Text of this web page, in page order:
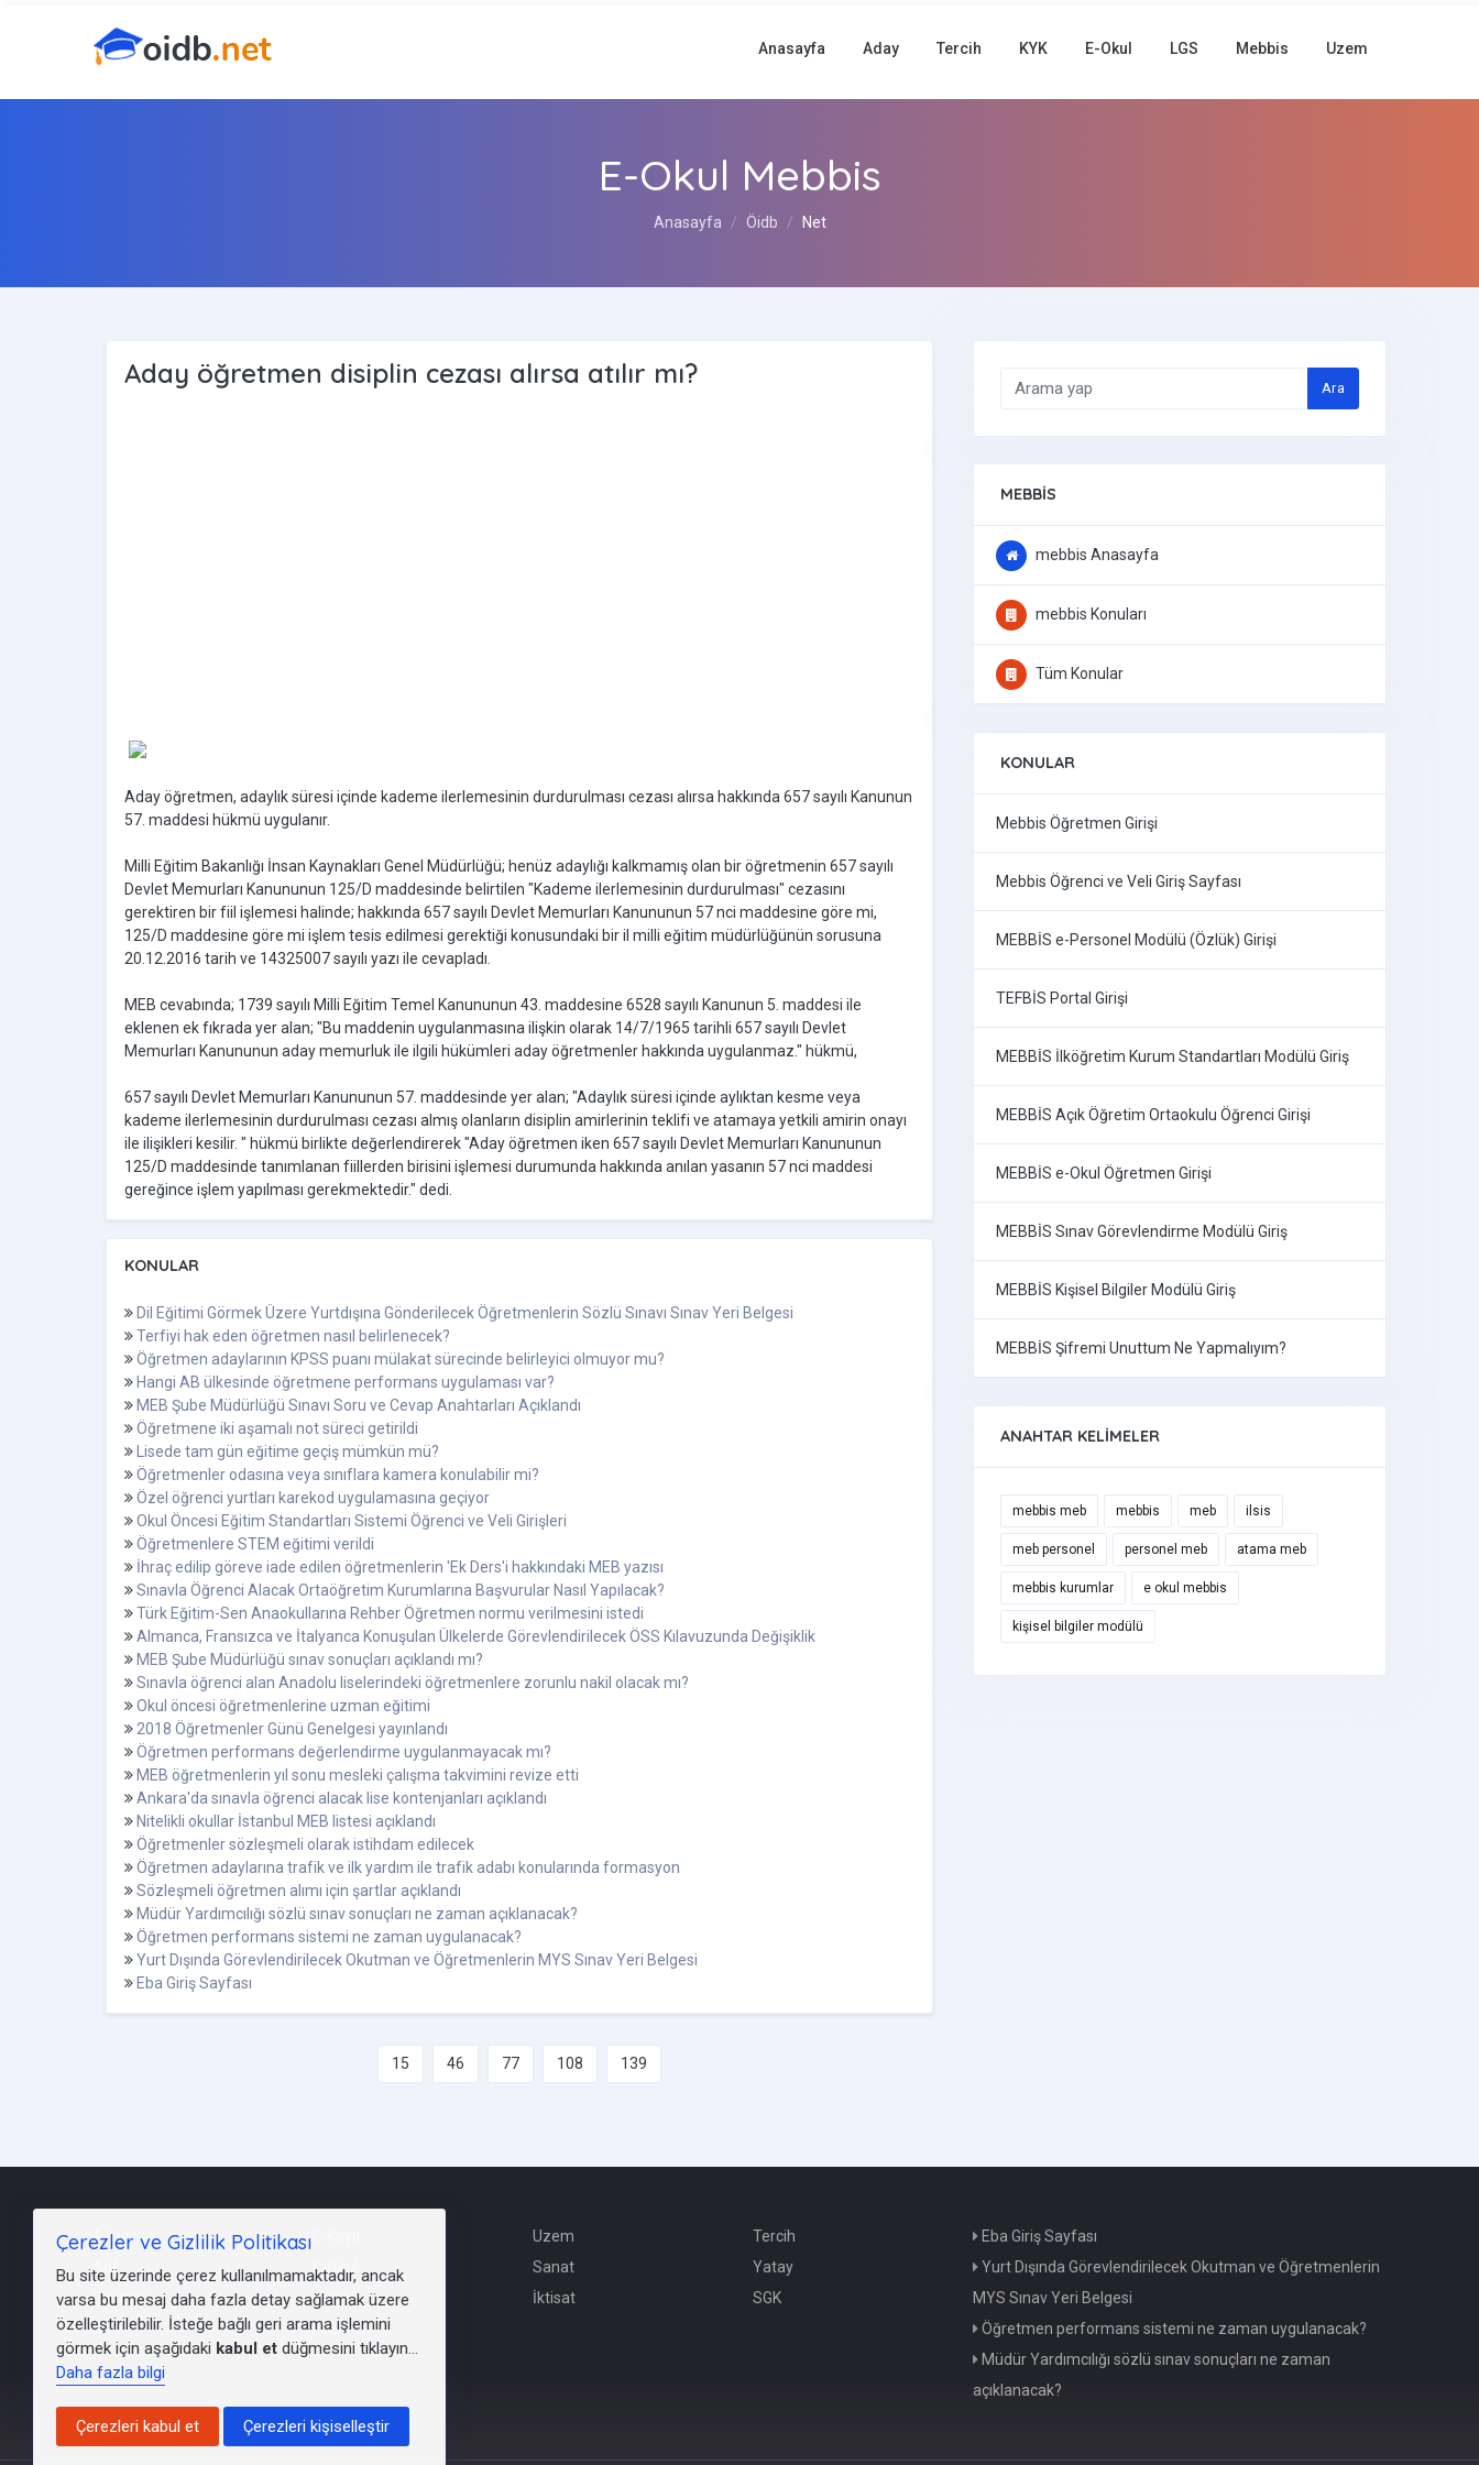
Anasayfa Aday Tercih KYK E-Okul LGS Mebbis Uzem
E-Okul Mebbis
Anasayfa Öidb Net
Aday öğretmen disiplin cezası alırsa atılır mı?
Aday öğretmen, adaylık süresi içinde kademe ilerlemesinin durdurulması cezası alırsa hakkında 657 sayılı Kanunun
57. maddesi hükmü uygulanır.
Milli Eğitim Bakanlığı İnsan Kaynakları Genel Müdürlüğü; henüz adaylığı kalkmamış olan bir öğretmenin 657 sayılı
Devlet Memurları Kanununun 125/D maddesinde belirtilen "Kademe ilerlemesinin durdurulması" cezasını
gerektiren bir fiil işlemesi halinde; hakkında 657 sayılı Devlet Memurları Kanununun 57 nci maddesine göre mi,
125/D maddesine göre mi işlem tesis edilmesi gerektiği konusundaki bir il milli eğitim müdürlüğünün sorusuna
20.12.2016 tarih ve 14325007 sayılı yazı ile cevapladı.
MEB cevabında; 1739 sayılı Milli Eğitim Temel Kanununun 43. maddesine 6528 sayılı Kanunun 5. maddesi ile
eklenen ek fıkrada yer alan; "Bu maddenin uygulanmasına ilişkin olarak 14/7/1965 tarihli 657 sayılı Devlet
Memurları Kanununun aday memurluk ile ilgili hükümleri aday öğretmenler hakkında uygulanmaz." hükmü,
657 sayılı Devlet Memurları Kanununun 57. maddesinde yer alan; "Adaylık süresi içinde aylıktan kesme veya
kademe ilerlemesinin durdurulması cezası almış olanların disiplin amirlerinin teklifi ve atamaya yetkili amirin onayı
ile ilişikleri kesilir. " hükmü birlikte değerlendirerek "Aday öğretmen iken 657 sayılı Devlet Memurları Kanununun
125/D maddesinde tanımlanan fiillerden birisini işlemesi durumunda hakkında anılan yasanın 57 nci maddesi
gereğince işlem yapılması gerekmektedir." dedi.
KONULAR
Dil Eğitimi Görmek Üzere Yurtdışına Gönderilecek Öğretmenlerin Sözlü Sınavı Sınav Yeri Belgesi
Terfiyi hak eden öğretmen nasıl belirlenecek?
Öğretmen adaylarının KPSS puanı mülakat sürecinde belirleyici olmuyor mu?
Hangi AB ülkesinde öğretmene performans uygulaması var?
MEB Şube Müdürlüğü Sınavı Soru ve Cevap Anahtarları Açıklandı
Öğretmene iki aşamalı not süreci getirildi
Lisede tam gün eğitime geçiş mümkün mü?
Öğretmenler odasına veya sınıflara kamera konulabilir mi?
Özel öğrenci yurtları karekod uygulamasına geçiyor
Okul Öncesi Eğitim Standartları Sistemi Öğrenci ve Veli Girişleri
Öğretmenlere STEM eğitimi verildi
İhraç edilip göreve iade edilen öğretmenlerin 'Ek Ders'i hakkındaki MEB yazısı
Sınavla Öğrenci Alacak Ortaöğretim Kurumlarına Başvurular Nasıl Yapılacak?
Türk Eğitim-Sen Anaokullarına Rehber Öğretmen normu verilmesini istedi
Almanca, Fransızca ve İtalyanca Konuşulan Ülkelerde Görevlendirilecek ÖSS Kılavuzunda Değişiklik
MEB Şube Müdürlüğü sınav sonuçları açıklandı mı?
Sınavla öğrenci alan Anadolu liselerindeki öğretmenlere zorunlu nakil olacak mı?
Okul öncesi öğretmenlerine uzman eğitimi
2018 Öğretmenler Günü Genelgesi yayınlandı
Öğretmen performans değerlendirme uygulanmayacak mı?
MEB öğretmenlerin yıl sonu mesleki çalışma takvimini revize etti
Ankara'da sınavla öğrenci alacak lise kontenjanları açıklandı
Nitelikli okullar İstanbul MEB listesi açıklandı
Öğretmenler sözleşmeli olarak istihdam edilecek
Öğretmen adaylarına trafik ve ilk yardım ile trafik adabı konularında formasyon
Sözleşmeli öğretmen alımı için şartlar açıklandı
Müdür Yardımcılığı sözlü sınav sonuçları ne zaman açıklanacak?
Öğretmen performans sistemi ne zaman uygulanacak?
Yurt Dışında Görevlendirilecek Okutman ve Öğretmenlerin MYS Sınav Yeri Belgesi
Eba Giriş Sayfası
15 46 77 108 139
Ara
MEBBIS
mebbis Anasayfa
mebbis Konuları
Tüm Konular
KONULAR
Mebbis Öğretmen Girişi
Mebbis Öğrenci ve Veli Giriş Sayfası
MEBBİS e-Personel Modülü (Özlük) Girişi
TEFBİS Portal Girişi
MEBBİS İlköğretim Kurum Standartları Modülü Giriş
MEBBİS Açık Öğretim Ortaokulu Öğrenci Girişi
MEBBİS e-Okul Öğretmen Girişi
MEBBİS Sınav Görevlendirme Modülü Giriş
MEBBİS Kişisel Bilgiler Modülü Giriş
MEBBİS Şifremi Unuttum Ne Yapmalıyım?
ANAHTAR KELIMELER
mebbis meb mebbis meb ilsis
meb personel personel meb atama meb
mebbis kurumlar e okul mebbis
kişisel bilgiler modülü
Aday
Aöf
E-Kimlik
KYK
E-Okul
Mebbis
LGS
Uzem
Sanat
İktisat
Tercih
Yatay
SGK
Eba Giriş Sayfası
Yurt Dışında Görevlendirilecek Okutman ve Öğretmenlerin
MYS Sınav Yeri Belgesi
Öğretmen performans sistemi ne zaman uygulanacak?
Müdür Yardımcılığı sözlü sınav sonuçları ne zaman
açıklanacak?
Çerezler ve Gizlilik Politikası
Bu site üzerinde çerez kullanılmamaktadır, ancak
varsa bu mesaj daha fazla detay sağlamak üzere
özelleştirilebilir. İsteğe bağlı geri arama işlemini
görmek için aşağıdaki kabul et düğmesini tıklayın...
Daha fazla bilgi
Çerezleri kabul et Çerezleri kişiselleştir